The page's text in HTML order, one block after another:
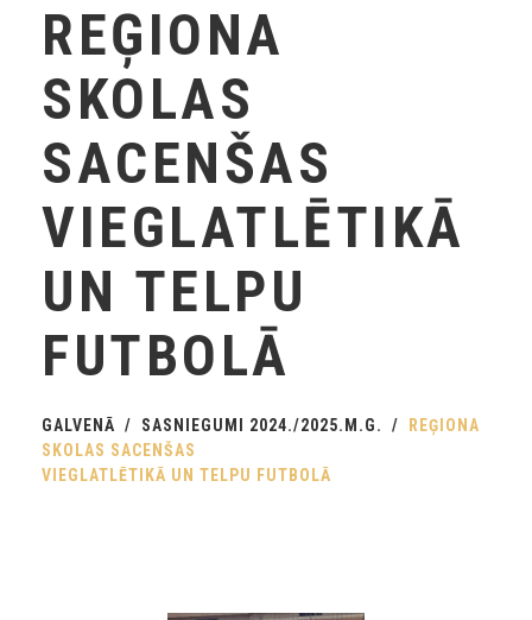
REĢIONA
SKOLAS
SACENŠAS
VIEGLATLĒTIKĀ
UN TELPU
FUTBOLĀ
GALVENĀ SASNIEGUMI 2024./2025.M.G.
REĢIONA
SKOLAS SACENŠAS
VIEGLATLĒTIKĀ UN TELPU FUTBOLĀ